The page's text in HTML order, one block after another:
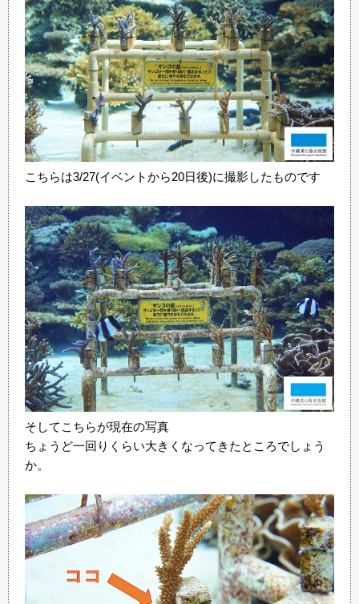
こちらは3/27(イベントから20日後)に撮影したものです
そしてこちらが現在の写真
ちょうど一回りくらい大きくなってきたところでしょう
か。